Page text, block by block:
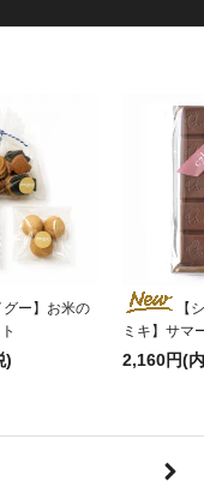
グー】お米の
)
【
ミキ】サマ
2,160円(